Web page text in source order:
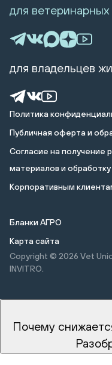
Политика
Публичная оферта и
Cогласие на
материалов и
Корпоративным
Бланки АГРО
Карта сайта
Copyright © 2026 Vet
INVITRO.
для ветеринарных
для владельцев
Почему